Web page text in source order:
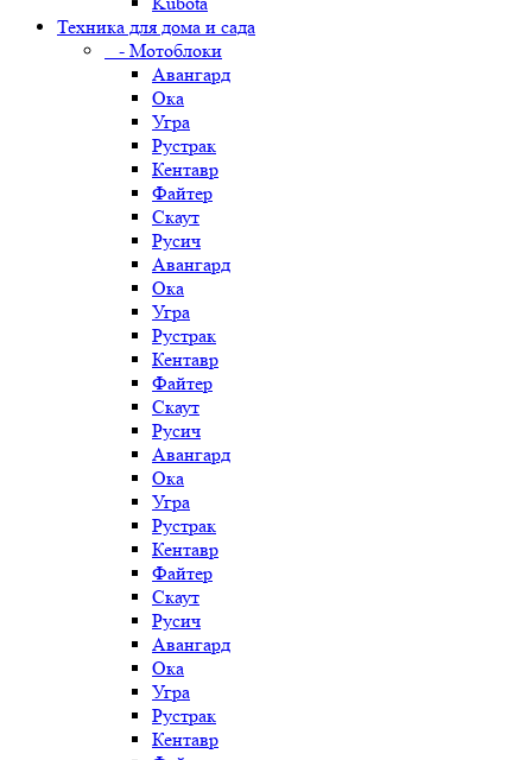
Техника для дома и сада
- Мотоблоки
Авангард
Ока
Угра
Рустрак
Кентавр
Файтер
Скаут
Русич
Авангард
Ока
Угра
Рустрак
Кентавр
Файтер
Скаут
Русич
Авангард
Ока
Угра
Рустрак
Кентавр
Файтер
Скаут
Русич
Авангард
Ока
Угра
Рустрак
Кентавр